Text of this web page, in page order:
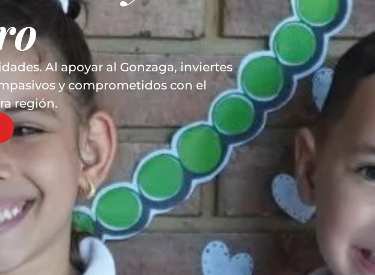
Al apoyar al Gonzaga, inviertes
y comprometidos con el
región.